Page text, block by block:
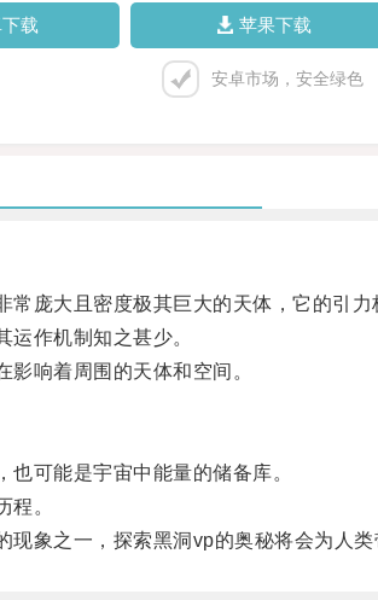
载 苹果下载
安卓市场，安全绿色
大且密度极其巨大的天体，它的引力
作机制知之甚少。
响着周围的天体和空间。
可能是宇宙中能量的储备库。
。
之一，探索黑洞vp的奥秘将会为人类